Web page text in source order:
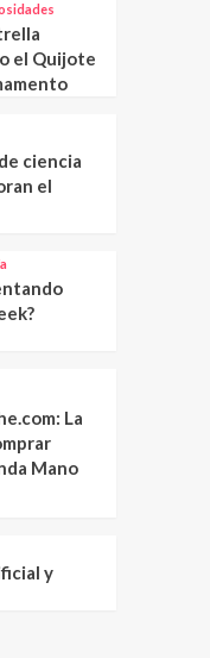
el Quijote
ciencia
el
La
Mano
y